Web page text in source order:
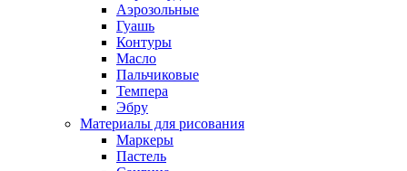
Аэрозольные
Гуашь
Контуры
Масло
Пальчиковые
Темпера
Эбру
Материалы для рисования
Маркеры
Пастель